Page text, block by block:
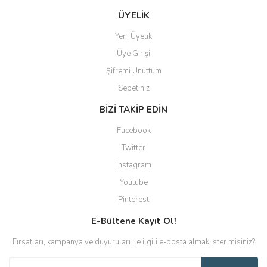
ÜYELİK
Yeni Üyelik
Üye Girişi
Şifremi Unuttum
Sepetiniz
BİZİ TAKİP EDİN
Facebook
Twitter
Instagram
Youtube
Pinterest
E-Bültene Kayıt Ol!
Fırsatları, kampanya ve duyuruları ile ilgili e-posta almak ister misiniz?